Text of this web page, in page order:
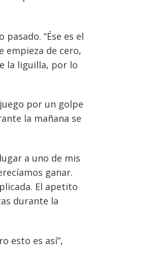
“Ése es el
empieza de cero,
la liguilla, por lo
por un golpe
la mañana se
a uno de mis
ganar.
El apetito
durante la
esto es así”,